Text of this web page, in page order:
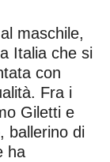
maschile,
Italia che si
con
Fra i
Giletti e
ballerino di
ha